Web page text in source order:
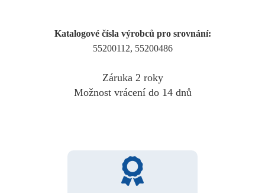
Katalogové čísla výrobců pro srovnání:
55200112, 55200486
Záruka 2 roky
Možnost vrácení do 14 dnů